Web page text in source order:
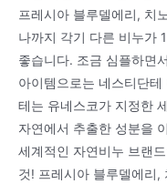
프레시아 블루델에리, 치
나까지 각기 다른 비누가
좋습니다. 조금 심플하면
아이템으로는 네스티단
테는 유네스코가 지정한
자연에서 추출한 성분을
세계적인 자연비누 브랜
것! 프레시아 블루델에리,